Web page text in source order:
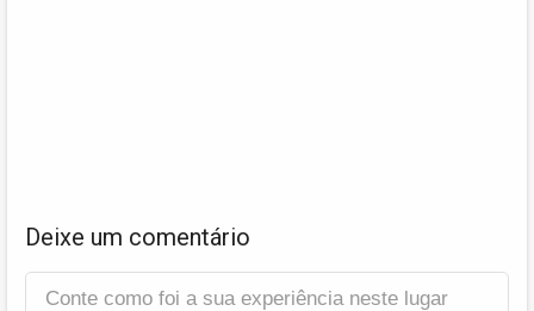
Deixe um comentário